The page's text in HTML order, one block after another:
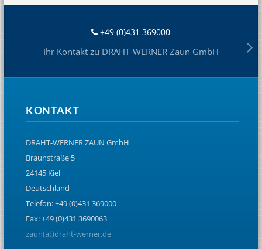
+49 (0)431 369000
Ihr Kontakt zu DRAHT-WERNER Zaun GmbH
KONTAKT
DRAHT-WERNER ZAUN GmbH
Braunstraße 5
24145 Kiel
Deutschland
Telefon: +49 (0)431 369000
Fax: +49 (0)431 3690063
zaun(at)draht-werner.de